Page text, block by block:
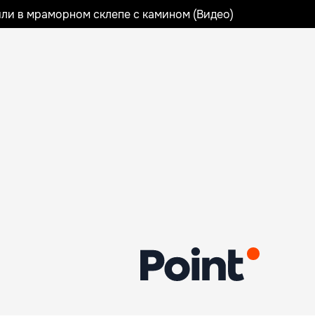
в мраморном склепе с камином (Видео)